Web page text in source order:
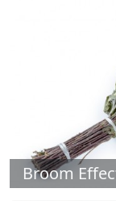
Broom